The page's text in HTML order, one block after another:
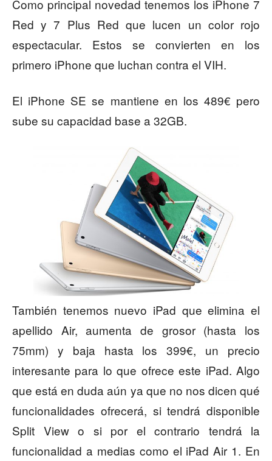
Como principal novedad tenemos los iPhone 7
Red y 7 Plus Red que lucen un color rojo
espectacular. Estos se convierten en los
primero iPhone que luchan contra el VIH.
El iPhone SE se mantiene en los 489€ pero
sube su capacidad base a 32GB.
También tenemos nuevo iPad que elimina el
apellido Air, aumenta de grosor (hasta los
75mm) y baja hasta los 399€, un precio
interesante para lo que ofrece este iPad. Algo
que está en duda aún ya que no nos dicen qué
funcionalidades ofrecerá, si tendrá disponible
Split View o si por el contrario tendrá la
funcionalidad a medias como el iPad Air 1. En